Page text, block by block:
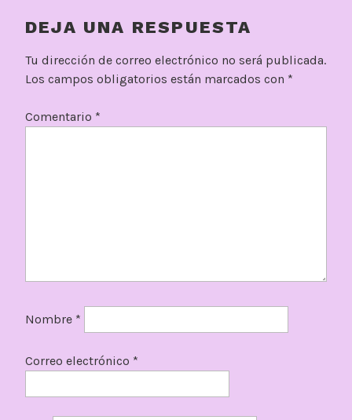
DEJA UNA RESPUESTA
Tu dirección de correo electrónico no será publicada.
Los campos obligatorios están marcados con *
Comentario *
Nombre *
Correo electrónico *